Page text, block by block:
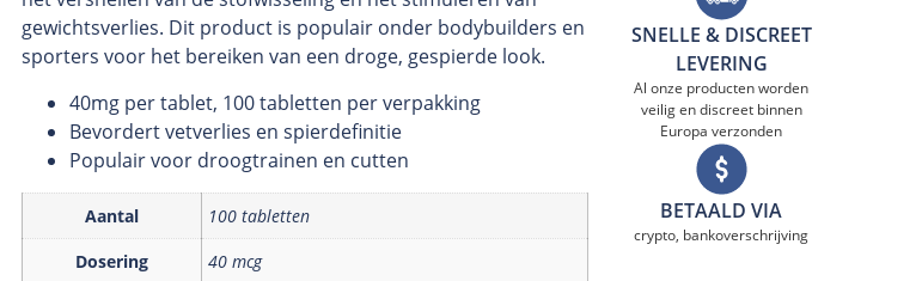
gewichtsverlies. Dit product is populair onder bodybuilders en
sporters voor het bereiken van een droge, gespierde look.
40mg per tablet, 100 tabletten per verpakking
Bevordert vetverlies en spierdefinitie
Populair voor droogtrainen en cutten
Aantal
100 tabletten
Dosering
40 mcg
SNELLE & DISCREET
LEVERING
Al onze producten worden
veilig en discreet binnen
Europa verzonden
BETAALD VIA
crypto, bankoverschrijving